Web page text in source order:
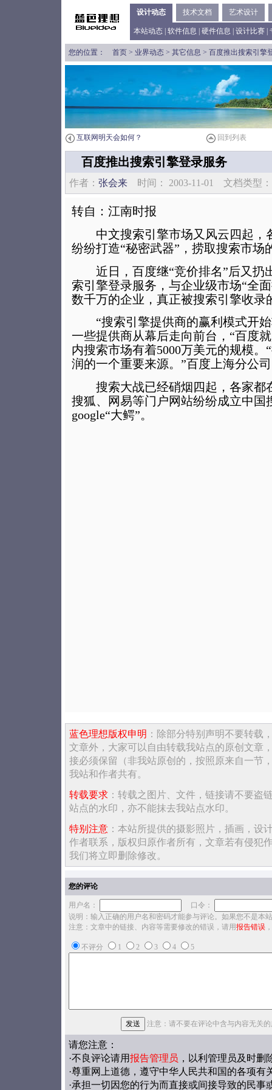
设计动态 技术文档 艺术设计
本站动态 软件信息 硬件信息 设计比赛
您的位置： 首页 > 业界动态 > 其它信息 > 百度推出搜索引擎
互联网明天会如何？ 回到列表
百度推出搜索引擎登录服务
作者： 张会来 时间： 2003-11-01 文档类型
转自：江南时报
中文搜索引擎市场又风云四起，
纷纷打造“秘密武器”，捞取搜索市场
近日，百度继“竞价排名”后又扔
索引擎登录服务，与企业级市场“全
数千万的企业，真正被搜索引擎收录
“搜索引擎提供商的赢利模式开始
一些提供商从幕后走向前台，“百度
内搜索市场有着5000万美元的规模。
润的一个重要来源。”百度上海分公
搜索大战已经硝烟四起，各家都
搜狐、网易等门户网站纷纷成立中国
google“大鳄”。
蓝色理想版权申明 ：除部分特别声明不要转载
文章外，大家可以自由转载我站点的原创文章
接必须保留（非我站原创的，按照原来自一节
我站和作者共有。
转载要求 ：转载之图片、文件，链接请不要盗
站点的水印，亦不能抹去我站点水印。
特别注意 ：本站所提供的摄影照片，插画，设
作者联系，版权归原作者所有，文章若有侵犯
我们将立即删除修改。
您的评论
用户名：
口令：
说明：输入正确的用户名和密码才能参与评论。如果您不是本
注意：文章中的链接、内容等需要修改的错误，请用报告错误
不评分 1 2 3 4 5
注意：请不要在评论中含与内容无关
请您注意：
·不良评论请用报告管理员 ，以利管理员及时删
·尊重网上道德，遵守中华人民共和国的各项有
·承担一切因您的行为而直接或间接导致的民事